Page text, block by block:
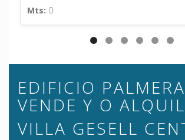
Mts: 0
EDIFICIO
VENDE Y O
VILLA GESELL